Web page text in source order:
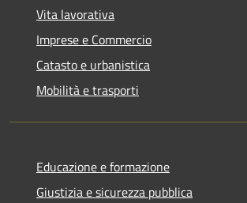
Vita lavorativa
Imprese e Commercio
Catasto e urbanistica
Mobilità e trasporti
Educazione e formazione
Giustizia e sicurezza pubblica